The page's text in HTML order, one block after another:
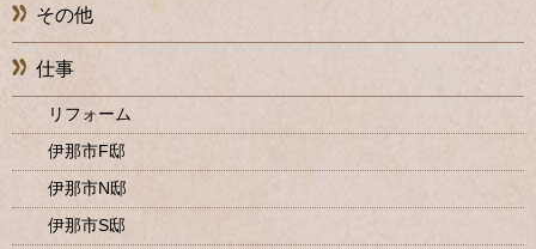
その他
仕事
リフォーム
伊那市F邸
伊那市N邸
伊那市S邸